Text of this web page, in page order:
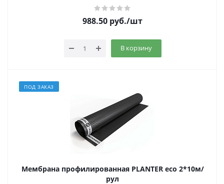
988.50 руб./шт
В корзину
ПОД ЗАКАЗ
Мембрана профилированная PLANTER eco 2*10м/
рул